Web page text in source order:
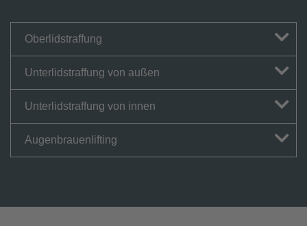
Oberlidstraffung
Unterlidstraffung von außen
Unterlidstraffung von innen
Augenbrauenlifting